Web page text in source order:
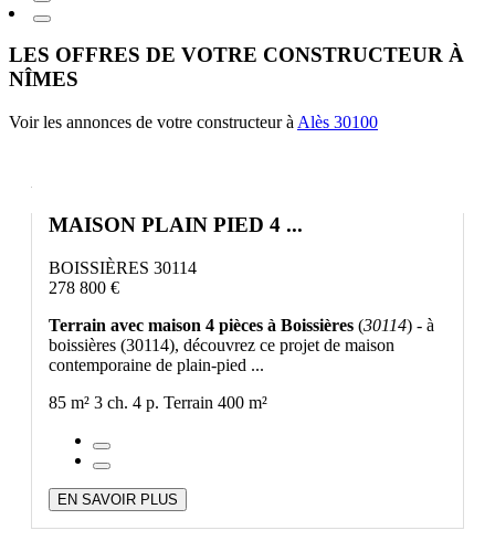
LES OFFRES DE VOTRE CONSTRUCTEUR À
NÎMES
Voir les annonces de votre constructeur à Alès 30100
MAISON PLAIN PIED 4 ...
BOISSIÈRES 30114
278 800 €
Terrain avec maison 4 pièces à Boissières (30114) - à
boissières (30114), découvrez ce projet de maison
contemporaine de plain-pied ...
85 m² 3 ch. 4 p. Terrain 400 m²
EN SAVOIR PLUS